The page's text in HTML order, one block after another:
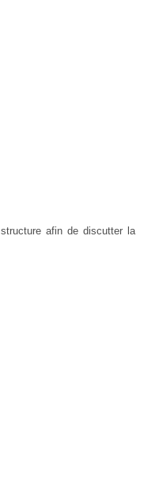
afin de discutter la